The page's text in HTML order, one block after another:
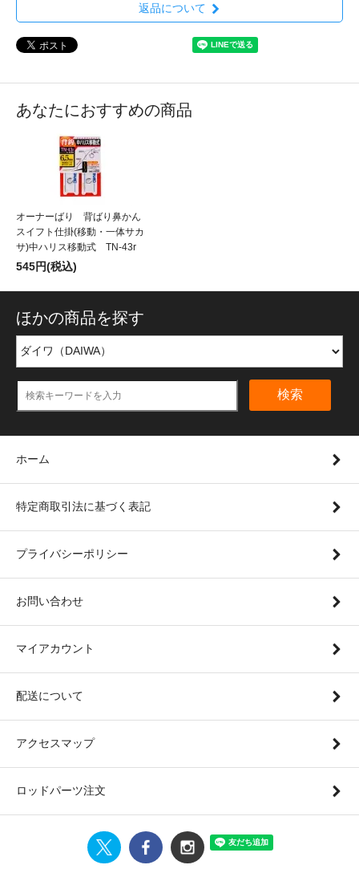
返品について
あなたにおすすめの商品
オーナーばり 背ばり鼻かん
スイフト仕掛(移動・一体サカ
サ)中ハリス移動式 TN-43r
545円(税込)
ほかの商品を探す
検索
ホーム
特定商取引法に基づく表記
プライバシーポリシー
お問い合わせ
マイアカウント
配送について
アクセスマップ
ロッドパーツ注文